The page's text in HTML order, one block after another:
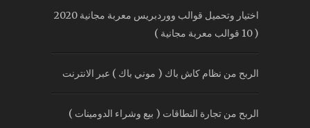
اختيار وتحميل قوالب ووردبريس معربة مجانية 2020
( 10 قوالب معربة مجانية )
الربح من نظام كاش باك ( موني باك ) عبر الانترنت
الربح من تجارة النطاقات ( بيع وشراء الدومينات )